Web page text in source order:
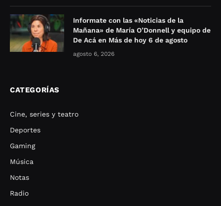
Informate con las «Noticias de la
Mañana» de María O’Donnell y equipo de
De Acá en Más de hoy 6 de agosto
agosto 6, 2026
CATEGORÍAS
Cine, series y teatro
Deportes
Gaming
Música
Notas
Radio